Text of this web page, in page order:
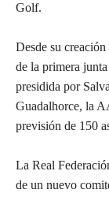
Golf.
Desde su
de la primera
presidida por
Guadalhorce, la
previsión de 150
La Real
de un nuevo